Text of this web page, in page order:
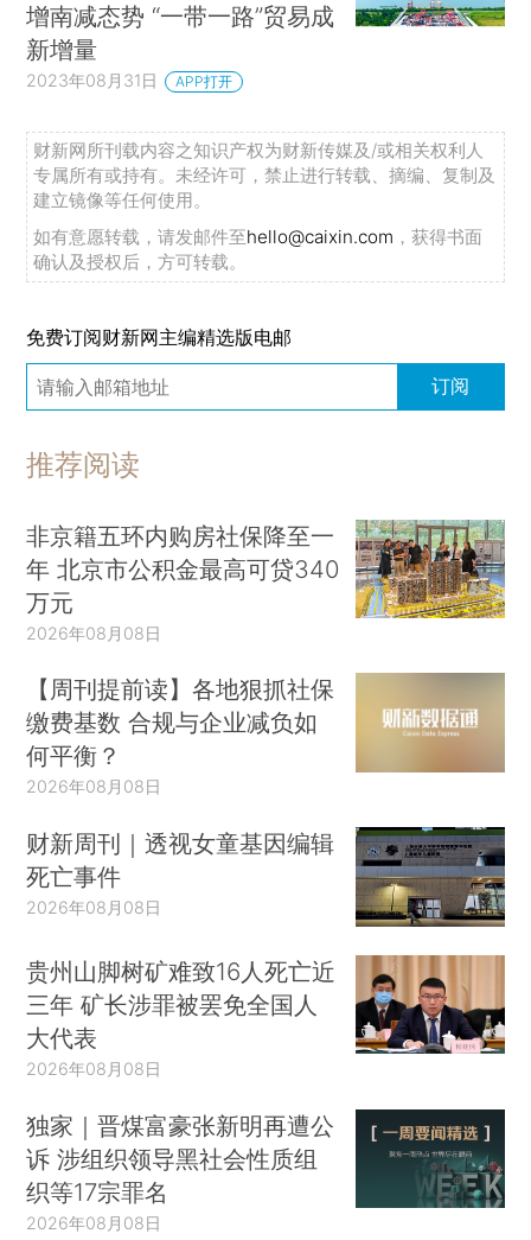
增南减态势 “一带一路”贸易成
新增量
2023年08月31日 APP打开
财新网所刊载内容之知识产权为财新传媒及/或相关权利人
专属所有或持有。未经许可，禁止进行转载、摘编、复制及
建立镜像等任何使用。
如有意愿转载，请发邮件至hello@caixin.com ，获得书面
确认及授权后，方可转载。
免费订阅财新网主编精选版电邮
订阅
推荐阅读
非京籍五环内购房社保降至一
年 北京市公积金最高可贷340
万元
2026年08月08日
【周刊提前读】各地狠抓社保
缴费基数 合规与企业减负如
何平衡？
2026年08月08日
财新周刊｜透视女童基因编辑
死亡事件
2026年08月08日
贵州山脚树矿难致16人死亡近
三年 矿长涉罪被罢免全国人
大代表
2026年08月08日
独家｜晋煤富豪张新明再遭公
诉 涉组织领导黑社会性质组
织等17宗罪名
2026年08月08日